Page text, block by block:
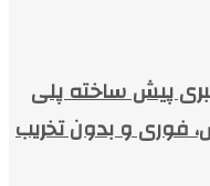
پیش ساخته پلی
فوری و بدون تخریب